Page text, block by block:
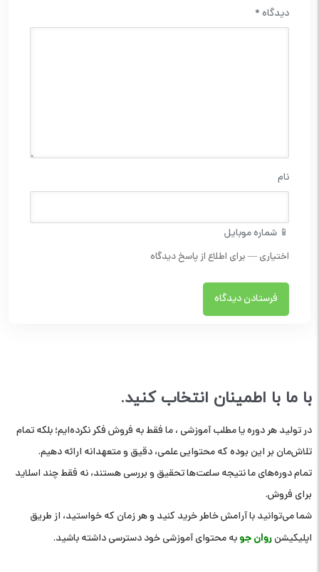
دیدگاه*
نام
📱 شماره موبایل
با ما با اطمینان انتخاب کنید.
در تولید هر دوره یا مطلب آموزشی ، ما فقط به فروش فکر نکرده‌ایم؛ بلکه تمام
تلاش‌مان بر این بوده که محتوایی علمی، دقیق و متعهدانه ارائه دهیم.
تمام دوره‌های ما نتیجه ساعت‌ها تحقیق و بررسی هستند، نه فقط چند اسلاید
برای فروش.
شما می‌توانید با آرامش خاطر خرید کنید و هر زمان که خواستید، از طریق
اپلیکیشنروان جوبه محتوای آموزشی خود دسترسی داشته باشید.